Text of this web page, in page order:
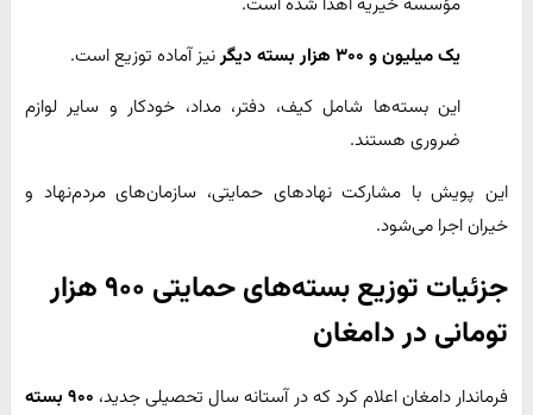
یک میلیون و ۳۰۰ هزار بسته دیگر
نیز آماده توزیع است.
این بسته‌ها شامل کیف، دفتر، مداد، خودکار و سایر لوازم
ضروری هستند.
این پویش با مشارکت نهادهای حمایتی، سازمان‌های مردم‌نهاد و
خیران اجرا می‌شود.
جزئیات توزیع بسته‌های حمایتی ۹۰۰ هزار
تومانی در دامغان
فرماندار دامغان اعلام کرد که در آستانه سال تحصیلی جدید،
۹۰۰ بسته